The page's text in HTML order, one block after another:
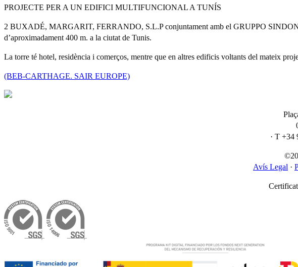
PROJECTE PER A UN EDIFICI MULTIFUNCIONAL A TUNÍS
2 BUXADÉ, MARGARIT, FERRANDO, S.L.P conjuntament amb el GRUPPO
d’aproximadament 400 m. a la ciutat de Tunis.
La torre té hotel, residència i comerços, mentre que en altres edificis voltants del mateix
(BEB-CARTHAGE. SAIR EUROPE)
· T +34
Avís Legal ·